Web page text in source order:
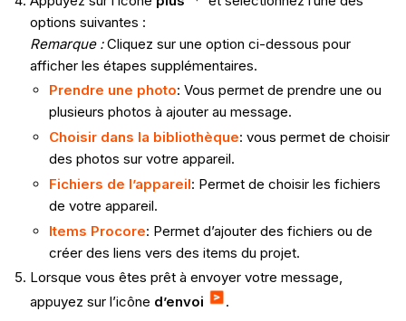
options suivantes :
Remarque :Cliquez sur une option ci-dessous pour
afficher les étapes supplémentaires.
Prendre une photo: Vous permet de prendre une ou
plusieurs photos à ajouter au message.
Choisir dans la bibliothèque: vous permet de choisir
des photos sur votre appareil.
Fichiers de l’appareil: Permet de choisir les fichiers
de votre appareil.
Items Procore: Permet d’ajouter des fichiers ou de
créer des liens vers des items du projet.
Lorsque vous êtes prêt à envoyer votre message,
appuyez sur l’icône d’envoi .